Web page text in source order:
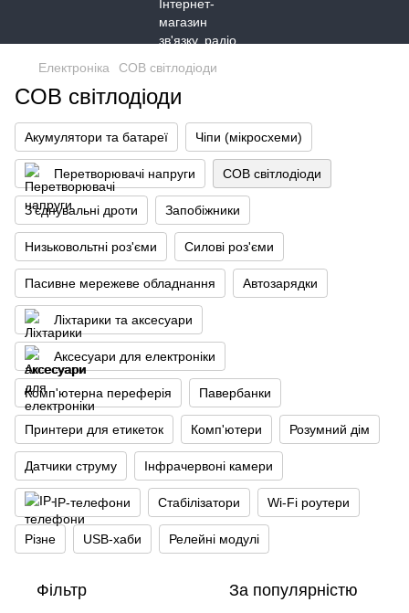
Електроніка COB світлодіоди
COB світлодіоди
Акумулятори та батареї Чіпи (мікросхеми)
Перетворювачі напруги COB світлодіоди
З'єднувальні дроти Запобіжники
Низьковольтні роз'єми Силові роз'єми
Пасивне мережеве обладнання Автозарядки
Ліхтарики та аксесуари
Аксесуари для електроніки
Комп'ютерна переферія Павербанки
Принтери для етикеток Комп'ютери Розумний дім
Датчики струму Інфрачервоні камери
IP-телефони Стабілізатори Wi‑Fi роутери
Різне USB-хаби Релейні модулі
Фільтр За популярністю